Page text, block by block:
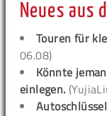
Neues aus
Touren für
06.08)
Könnte
einlegen.